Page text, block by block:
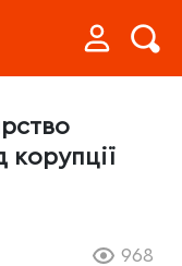
корупції
968